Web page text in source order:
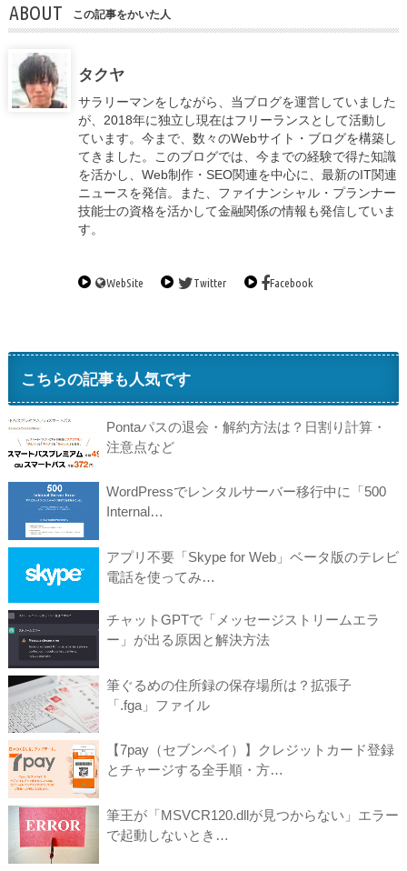
ABOUT この記事をかいた人
タクヤ
サラリーマンをしながら、当ブログを運営していました
が、2018年に独立し現在はフリーランスとして活動し
ています。今まで、数々のWebサイト・ブログを構築し
てきました。このブログでは、今までの経験で得た知識
を活かし、Web制作・SEO関連を中心に、最新のIT関連
ニュースを発信。また、ファイナンシャル・プランナー
技能士の資格を活かして金融関係の情報も発信していま
す。
WebSite Twitter Facebook
こちらの記事も人気です
Pontaパスの退会・解約方法は？日割り計算・
注意点など
WordPressでレンタルサーバー移行中に「500
Internal…
アプリ不要「Skype for Web」ベータ版のテレビ
電話を使ってみ…
チャットGPTで「メッセージストリームエラ
ー」が出る原因と解決方法
筆ぐるめの住所録の保存場所は？拡張子
「.fga」ファイル
【7pay（セブンペイ）】クレジットカード登録
とチャージする全手順・方…
筆王が「MSVCR120.dllが見つからない」エラー
で起動しないとき…